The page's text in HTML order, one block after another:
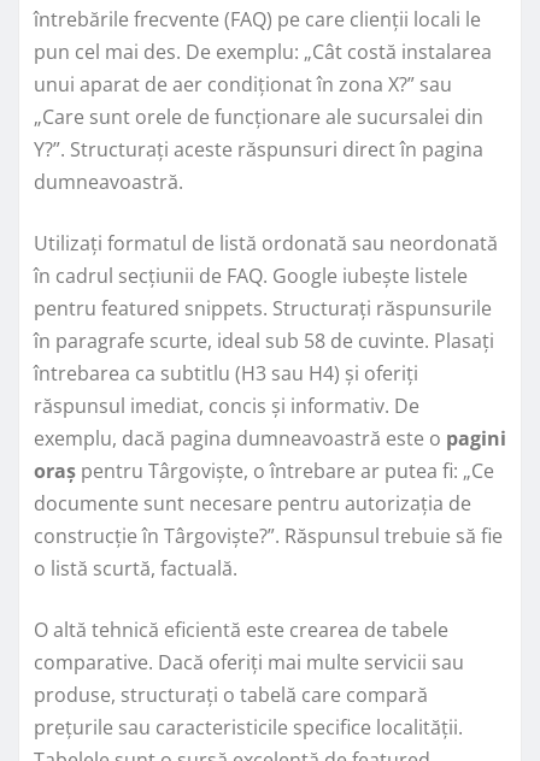
întrebările frecvente (FAQ) pe care clienții locali le
pun cel mai des. De exemplu: „Cât costă instalarea
unui aparat de aer condiționat în zona X?” sau
„Care sunt orele de funcționare ale sucursalei din
Y?”. Structurați aceste răspunsuri direct în pagina
dumneavoastră.
Utilizați formatul de listă ordonată sau neordonată
în cadrul secțiunii de FAQ. Google iubește listele
pentru featured snippets. Structurați răspunsurile
în paragrafe scurte, ideal sub 58 de cuvinte. Plasați
întrebarea ca subtitlu (H3 sau H4) și oferiți
răspunsul imediat, concis și informativ. De
exemplu, dacă pagina dumneavoastră este o pagini
oraș pentru Târgoviște, o întrebare ar putea fi: „Ce
documente sunt necesare pentru autorizația de
construcție în Târgoviște?”. Răspunsul trebuie să fie
o listă scurtă, factuală.
O altă tehnică eficientă este crearea de tabele
comparative. Dacă oferiți mai multe servicii sau
produse, structurați o tabelă care compară
prețurile sau caracteristicile specifice localității.